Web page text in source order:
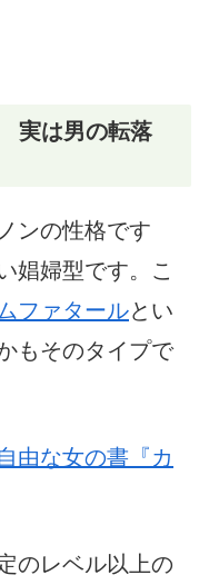
実は男の転落
ンの性格です
娼婦型です。こ
ファタールとい
もそのタイプで
由な女の書『カ
のレベル以上の